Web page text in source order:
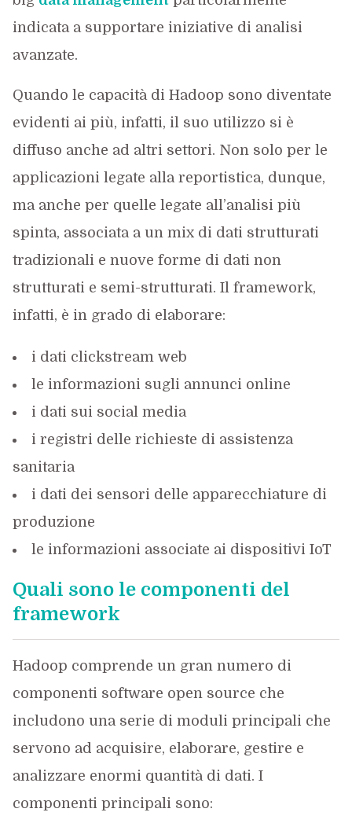
indicata a supportare iniziative di analisi
avanzate.
Quando le capacità di Hadoop sono diventate
evidenti ai più, infatti, il suo utilizzo si è
diffuso anche ad altri settori. Non solo per le
applicazioni legate alla reportistica, dunque,
ma anche per quelle legate all’analisi più
spinta, associata a un mix di dati strutturati
tradizionali e nuove forme di dati non
strutturati e semi-strutturati. Il framework,
infatti, è in grado di elaborare:
i dati clickstream web
le informazioni sugli annunci online
i dati sui social media
i registri delle richieste di assistenza
sanitaria
i dati dei sensori delle apparecchiature di
produzione
le informazioni associate ai dispositivi IoT
Quali sono le componenti del
framework
Hadoop comprende un gran numero di
componenti software open source che
includono una serie di moduli principali che
servono ad acquisire, elaborare, gestire e
analizzare enormi quantità di dati. I
componenti principali sono: